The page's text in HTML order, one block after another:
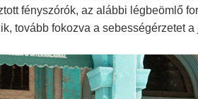
fényszórók, az alábbi légbeömlő
tovább fokozva a sebességérzetet